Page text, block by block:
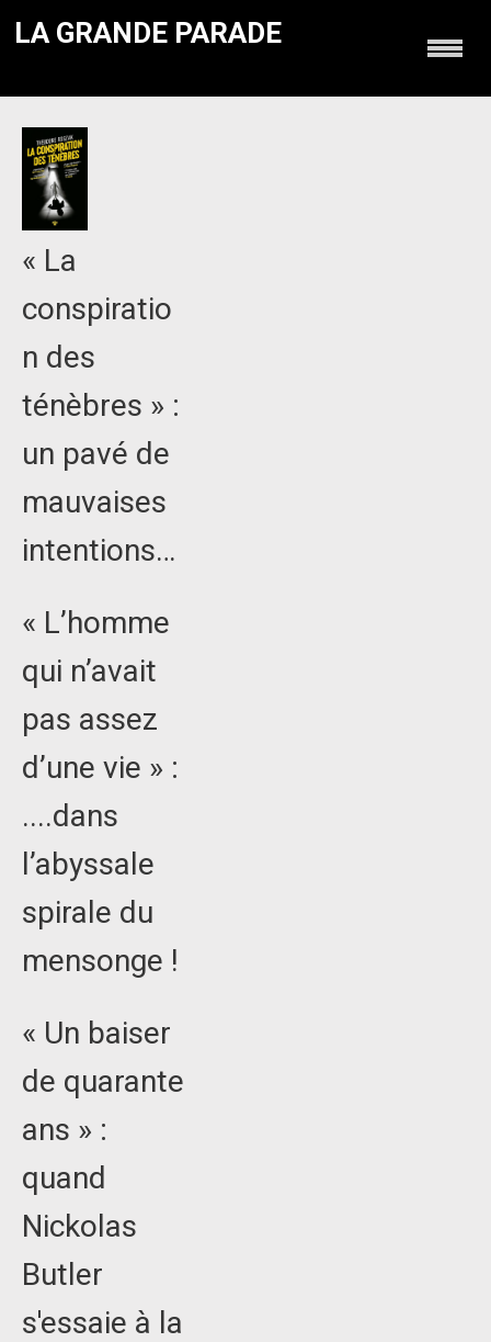
LA GRANDE PARADE
« La
conspiratio
n des
ténèbres » :
un pavé de
mauvaises
intentions…
« L’homme
qui n’avait
pas assez
d’une vie » :
....dans
l’abyssale
spirale du
mensonge !
« Un baiser
de quarante
ans » :
quand
Nickolas
Butler
s'essaie à la